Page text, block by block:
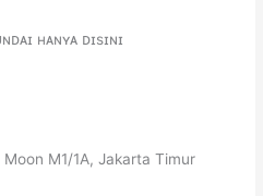
ʜᴀɴʏᴀ ᴅɪsɪɴɪ
M1/1A, Jakarta Timur